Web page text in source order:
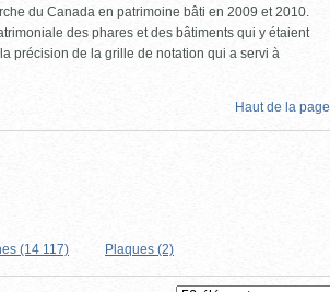
du Canada en patrimoine bâti en 2009 et 2010.
des phares et des bâtiments qui y étaient
précision de la grille de notation qui a servi à
Haut de la page
(14 117) Plaques (2)